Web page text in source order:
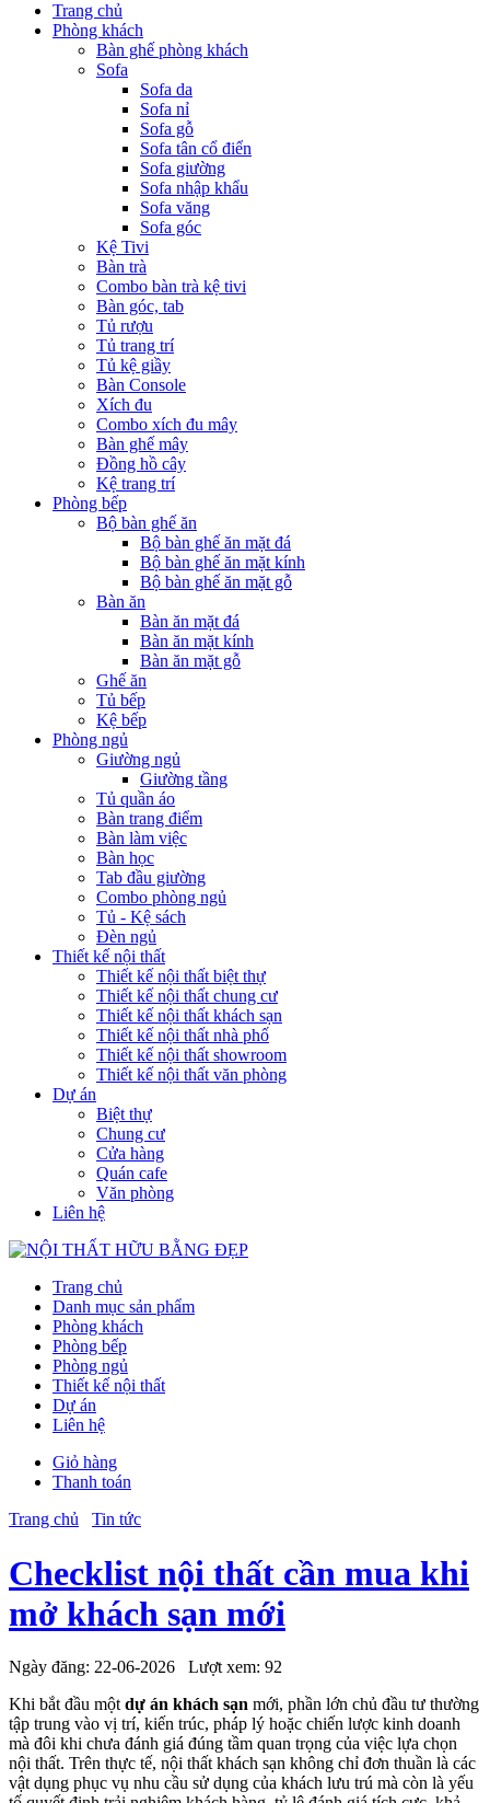
Trang chủ
Phòng khách
Bàn ghế phòng khách
Sofa
Sofa da
Sofa nỉ
Sofa gỗ
Sofa tân cổ điển
Sofa giường
Sofa nhập khẩu
Sofa văng
Sofa góc
Kệ Tivi
Bàn trà
Combo bàn trà kệ tivi
Bàn góc, tab
Tủ rượu
Tủ trang trí
Tủ kệ giầy
Bàn Console
Xích đu
Combo xích đu mây
Bàn ghế mây
Đồng hồ cây
Kệ trang trí
Phòng bếp
Bộ bàn ghế ăn
Bộ bàn ghế ăn mặt đá
Bộ bàn ghế ăn mặt kính
Bộ bàn ghế ăn mặt gỗ
Bàn ăn
Bàn ăn mặt đá
Bàn ăn mặt kính
Bàn ăn mặt gỗ
Ghế ăn
Tủ bếp
Kệ bếp
Phòng ngủ
Giường ngủ
Giường tầng
Tủ quần áo
Bàn trang điểm
Bàn làm việc
Bàn học
Tab đầu giường
Combo phòng ngủ
Tủ - Kệ sách
Đèn ngủ
Thiết kế nội thất
Thiết kế nội thất biệt thự
Thiết kế nội thất chung cư
Thiết kế nội thất khách sạn
Thiết kế nội thất nhà phố
Thiết kế nội thất showroom
Thiết kế nội thất văn phòng
Dự án
Biệt thự
Chung cư
Cửa hàng
Quán cafe
Văn phòng
Liên hệ
Trang chủ
Danh mục sản phẩm
Phòng khách
Phòng bếp
Phòng ngủ
Thiết kế nội thất
Dự án
Liên hệ
Giỏ hàng
Thanh toán
Trang chủ
Tin tức
Checklist nội thất cần mua khi
mở khách sạn mới
Ngày đăng: 22-06-2026 Lượt xem: 92
Khi bắt đầu một dự án khách sạn mới, phần lớn chủ đầu tư thường
tập trung vào vị trí, kiến trúc, pháp lý hoặc chiến lược kinh doanh
mà đôi khi chưa đánh giá đúng tầm quan trọng của việc lựa chọn
nội thất. Trên thực tế, nội thất khách sạn không chỉ đơn thuần là các
vật dụng phục vụ nhu cầu sử dụng của khách lưu trú mà còn là yếu